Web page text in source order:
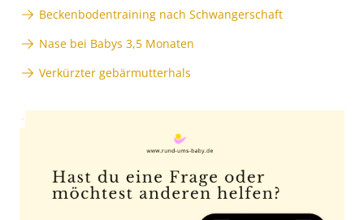
Beckenbodentraining nach Schwangerschaft
Nase bei Babys 3,5 Monaten
Verkürzter gebärmutterhals